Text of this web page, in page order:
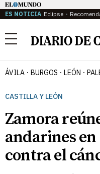
ES NOTICIA Eclipse
Menú
ÁVILA BURGOS LEÓN
CASTILLA Y LEÓN
Zamora
andarines
contra el